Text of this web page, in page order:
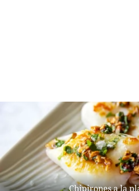
Chipirones a la